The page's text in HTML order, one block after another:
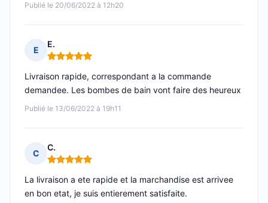
Publié le 20/06/2022 à 12h20
E
E.
Note : 5 sur 5
Publié le 13/06/2022 à 19h11
Livraison rapide, correspondant a la commande
demandee. Les bombes de bain vont faire des heureux
C
C.
Note : 5 sur 5
La livraison a ete rapide et la marchandise est arrivee
en bon etat, je suis entierement satisfaite.